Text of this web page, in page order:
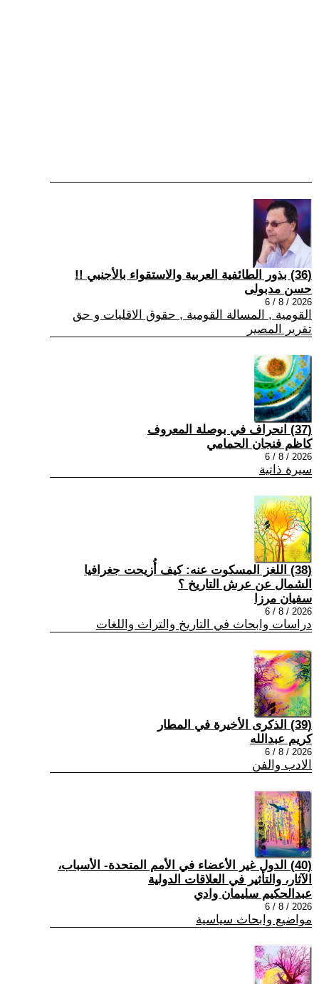
(36) بذور الطائفية العربية والاستقواء بالأجنبي !!
حسن مدبولى
2026 / 8 / 6
القومية , المسالة القومية , حقوق الاقليات و حق
تقرير المصير
(37) انحراف في بوصلة المعروف
كاظم فنجان الحمامي
2026 / 8 / 6
سيرة ذاتية
(38) اللغز المسكوت عنه: كيف أُزيحت جغرافيا
الشمال عن عرش التاريخ ؟
سفيان مرزا
2026 / 8 / 6
دراسات وابحاث في التاريخ والتراث واللغات
(39) الذكرى الأخيرة في المطار
كريم عبدالله
2026 / 8 / 6
الادب والفن
(40) الدول غير الأعضاء في الأمم المتحدة- الأسباب،
الآثار، والتأثير في العلاقات الدولية
عبدالحكيم سليمان وادي
2026 / 8 / 6
مواضيع وابحاث سياسية